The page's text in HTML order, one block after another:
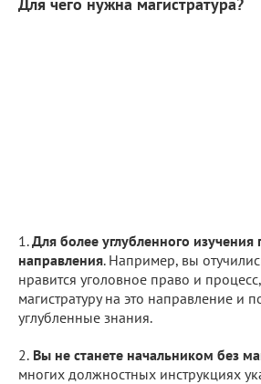
1.Для более углубленного
направления. Например, вы
нравится уголовное право и
магистратуру на это направление и
углубленные знания.
2. Вы не станете начальником без
многих должностных инструкциях